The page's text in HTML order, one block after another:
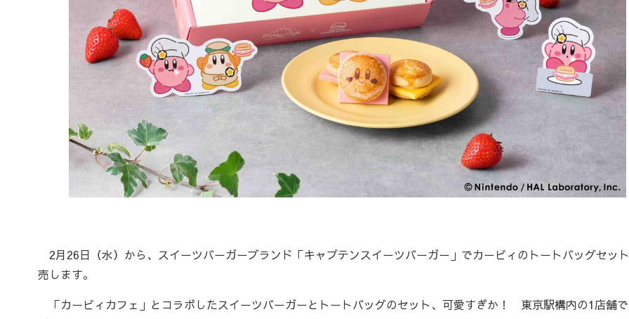
2月26日（水）から、スイーツバーガーブランド「キャプテンスイーツバーガー」でカービィのトートバッグセッ
売します。
「カービィカフェ」とコラボしたスイーツバーガーとトートバッグのセット、可愛すぎか！ 東京駅構内の1店舗